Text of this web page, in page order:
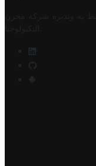
به وتديره
شركة مخزن
التكنولوجيا